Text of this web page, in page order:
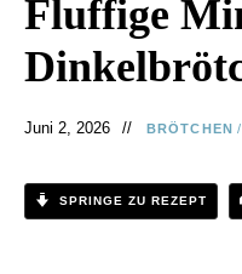
Fluffige
Juni 2, 2026 BRÖTCHEN /
SPRINGE ZU REZEPT